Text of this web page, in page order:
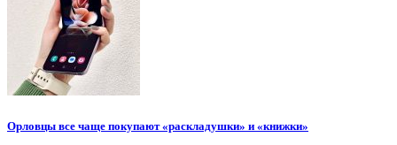
Орловцы все чаще покупают «раскладушки» и «книжки»